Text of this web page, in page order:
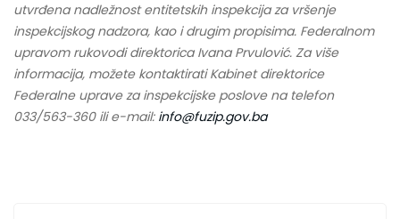
utvrđena nadležnost entitetskih inspekcija za vršenje
inspekcijskog nadzora, kao i drugim propisima. Federalnom
upravom rukovodi direktorica Ivana Prvulović. Za više
informacija, možete kontaktirati Kabinet direktorice
Federalne uprave za inspekcijske poslove na telefon
033/563-360 ili e-mail: info@fuzip.gov.ba